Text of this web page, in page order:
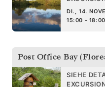
DI., 14.
15:00 - 18:00
Post Office Bay
SIEHE